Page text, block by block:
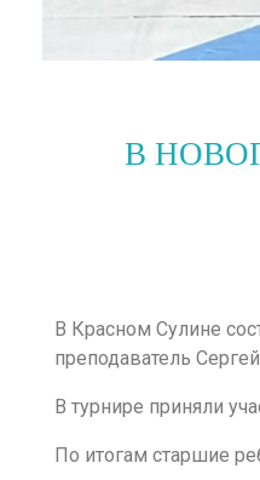
В
В Красном Сулине
преподаватель
В турнире приняли
По итогам старшие